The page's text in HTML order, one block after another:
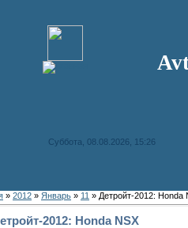
Суббота, 08.08.2026, 15:26
» 2012 » Январь » 11 » Детройт-2012: Honda
2012: Honda NSX